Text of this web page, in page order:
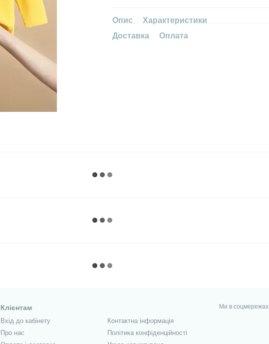
Опис
Характеристики
Доставка
Оплата
Клієнтам
Вхід до кабінету
Про нас
Контактна інформація
Політика конфіденційності
Ми в соцмережах